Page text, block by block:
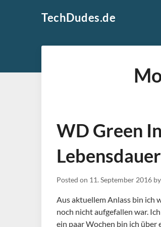
TechDudes.de
WD Green
Posted on 11. September 2016 by
Aus aktuellem Anlass bin ich
noch nicht aufgefallen war.
ein paar Wochen bin ich